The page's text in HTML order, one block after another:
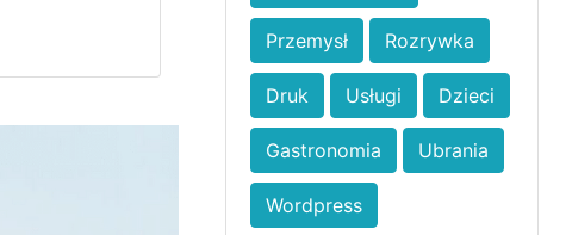
Przemysł Rozrywka
Druk Usługi Dzieci
Gastronomia Ubrania
Wordpress